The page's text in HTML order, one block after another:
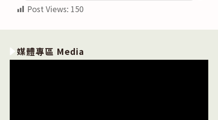
Post Views: 150
媒體專區 Media